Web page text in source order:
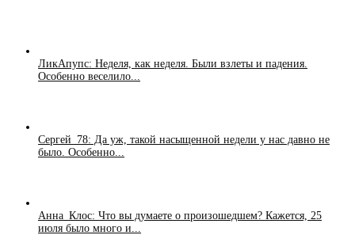
ЛикАпупс: Неделя, как неделя. Были взлеты и падения.
Особенно веселило...
Сергей_78: Да уж, такой насыщенной недели у нас давно не
было. Особенно...
Анна_Клос: Что вы думаете о произошедшем? Кажется, 25
июля было много и...